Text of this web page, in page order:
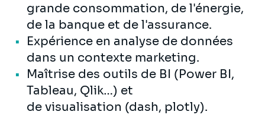
grande consommation, de l'énergie,
de la banque et de l'assurance.
Expérience en analyse de données
dans un contexte marketing.
Maîtrise des outils de BI (Power BI,
Tableau, Qlik…) et
de visualisation (dash, plotly).